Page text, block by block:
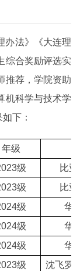
办法》《大连理
综合奖励评选实
推荐，学院资助
机科学与技术学
下：
年级
级
比
级
比
级
华
级
华
级
华
级
沈飞罗